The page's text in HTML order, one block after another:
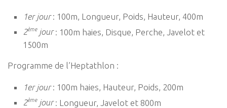
1er jour: 100m, Longueur, Poids, Hauteur, 400m
2èmejour: 100m haies, Disque, Perche, Javelot et
1500m
Programme de l’Heptathlon :
1er jour: 100m haies, Hauteur, Poids, 200m
2èmejour: Longueur, Javelot et 800m